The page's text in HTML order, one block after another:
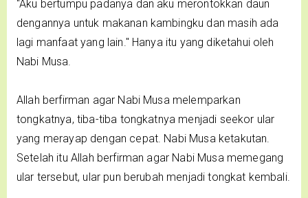
"Aku bertumpu padanya dan aku merontokkan daun
dengannya untuk makanan kambingku dan masih ada
lagi manfaat yang lain." Hanya itu yang diketahui oleh
Nabi Musa.
Allah berfirman agar Nabi Musa melemparkan
tongkatnya, tiba-tiba tongkatnya menjadi seekor ular
yang merayap dengan cepat. Nabi Musa ketakutan.
Setelah itu Allah berfirman agar Nabi Musa memegang
ular tersebut, ular pun berubah menjadi tongkat kembali.